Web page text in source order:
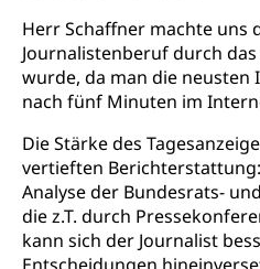
Herr Schaffner machte uns
Journalistenberuf durch
wurde, da man die
nach fünf Minuten im
Die Stärke des
vertieften
Analyse der Bundesrats-
die z.T. durch
kann sich der Journalist